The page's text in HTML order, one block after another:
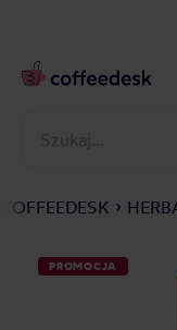
COFFEEDESK
PROMOCJA